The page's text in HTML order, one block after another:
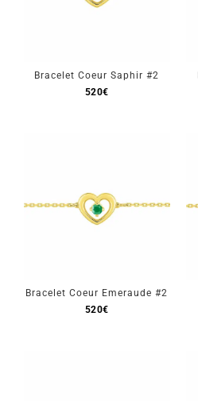
Bracelet Coeur Saphir #2
520€
Bracelet Coeur Emeraude #2
520€